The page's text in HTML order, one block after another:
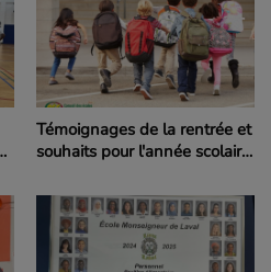
Témoignages de la rentrée et
souhaits pour l'année scolaire
Laval